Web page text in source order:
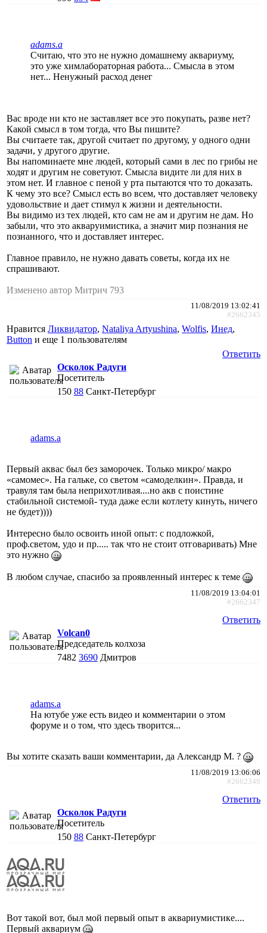
adams.a
Считаю, что это не нужно домашнему аквариуму,
это уже химлабораторная работа... Смысла в этом
нет... Ненужный расход денег
Вас вроде ни кто не заставляет все это покупать, разве нет?
Какой смысл в том тогда, что Вы пишите?
Вы считаете так, другой считает по другому, у одного одни
задачи, у другого другие.
Вы напоминаете мне людей, который сами в лес по грибы не
ходят и другим не советуют. Смысла видите ли для них в
этом нет. И главное с пеной у рта пытаются что то доказать.
К чему это все? Смысл есть во всем, что доставляет человеку
удовольствие и дает стимул к жизни и деятельности.
Вы видимо из тех людей, кто сам не ам и другим не дам. Но
забыли, что это акваруимистика, а значит мир познания не
познанного, что и доставляет интерес.
Главное правило, не нужно давать советы, когда их не
спрашивают.
Изменено автор Митрич 793
11/08/2019 13:02:41
#2662345
Нравится Ликвидатор, Nataliya Artyushina, Wolfis, Инед,
Button и еще 1 пользователям
Ответить
Осколок Радуги
Посетитель
150 88 Санкт-Петербург
adams.a
Первый аквас был без заморочек. Только микро/ макро
«самомес». На гальке, со светом «самоделкин». Правда, и
травуля там была неприхотливая....но акв с поистине
стабильной системой- туда даже если котлету кинуть, ничего
не будет))))
Интересно было освоить иной опыт: с подложкой,
проф.светом, удо и пр..... так что не стоит отговаривать) Мне
это нужно
В любом случае, спасибо за проявленный интерес к теме
11/08/2019 13:04:01
#2662347
Ответить
Volcan0
Председатель колхоза
7482 3690 Дмитров
adams.a
На ютубе уже есть видео и комментарии о этом
форуме и о том, что здесь творится...
Вы хотите сказать ваши комментарии, да Александр М. ?
11/08/2019 13:06:06
#2662349
Ответить
Осколок Радуги
Посетитель
150 88 Санкт-Петербург
Вот такой вот, был мой первый опыт в аквариумистике....
Первый аквариум